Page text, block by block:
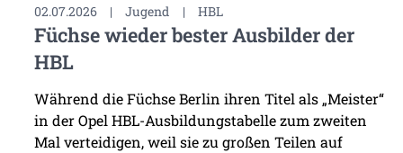
02.07.2026 | Jugend | HBL
Füchse wieder bester Ausbilder der
HBL
Während die Füchse Berlin ihren Titel als „Meister“
in der Opel HBL-Ausbildungstabelle zum zweiten
Mal verteidigen, weil sie zu großen Teilen auf